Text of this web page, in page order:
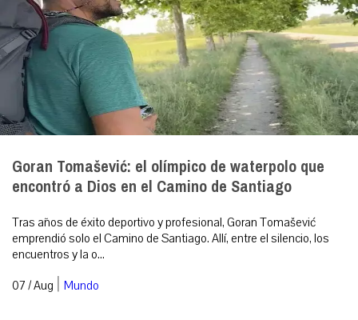
Goran Tomašević: el olímpico de waterpolo que
encontró a Dios en el Camino de Santiago
Tras años de éxito deportivo y profesional, Goran Tomašević
emprendió solo el Camino de Santiago. Allí, entre el silencio, los
encuentros y la o...
07 / Aug | Mundo